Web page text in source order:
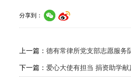
分享到：
上一篇： 德有常律所党支部志愿服务
下一篇： 爱心大使有担当 捐资助学献